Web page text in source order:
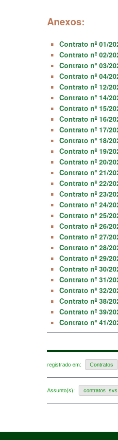
Anexos:
Contrato nº 01/
Contrato nº 02/
Contrato nº 03/
Contrato nº 04/
Contrato nº 12/
Contrato nº 14/
Contrato nº 15/
Contrato nº 16/
Contrato nº 17/
Contrato nº 18/
Contrato nº 19/
Contrato nº 20/
Contrato nº 21/
Contrato nº 22/
Contrato nº 23/
Contrato nº 24/
Contrato nº 25/
Contrato nº 26/
Contrato nº 27/
Contrato nº 28/
Contrato nº 29/
Contrato nº 30/
Contrato nº 31/
Contrato nº 32/
Contrato nº 38/
Contrato nº 39/
Contrato nº 41/
registrado em: Contratos
Assunto(s): contratos_svs